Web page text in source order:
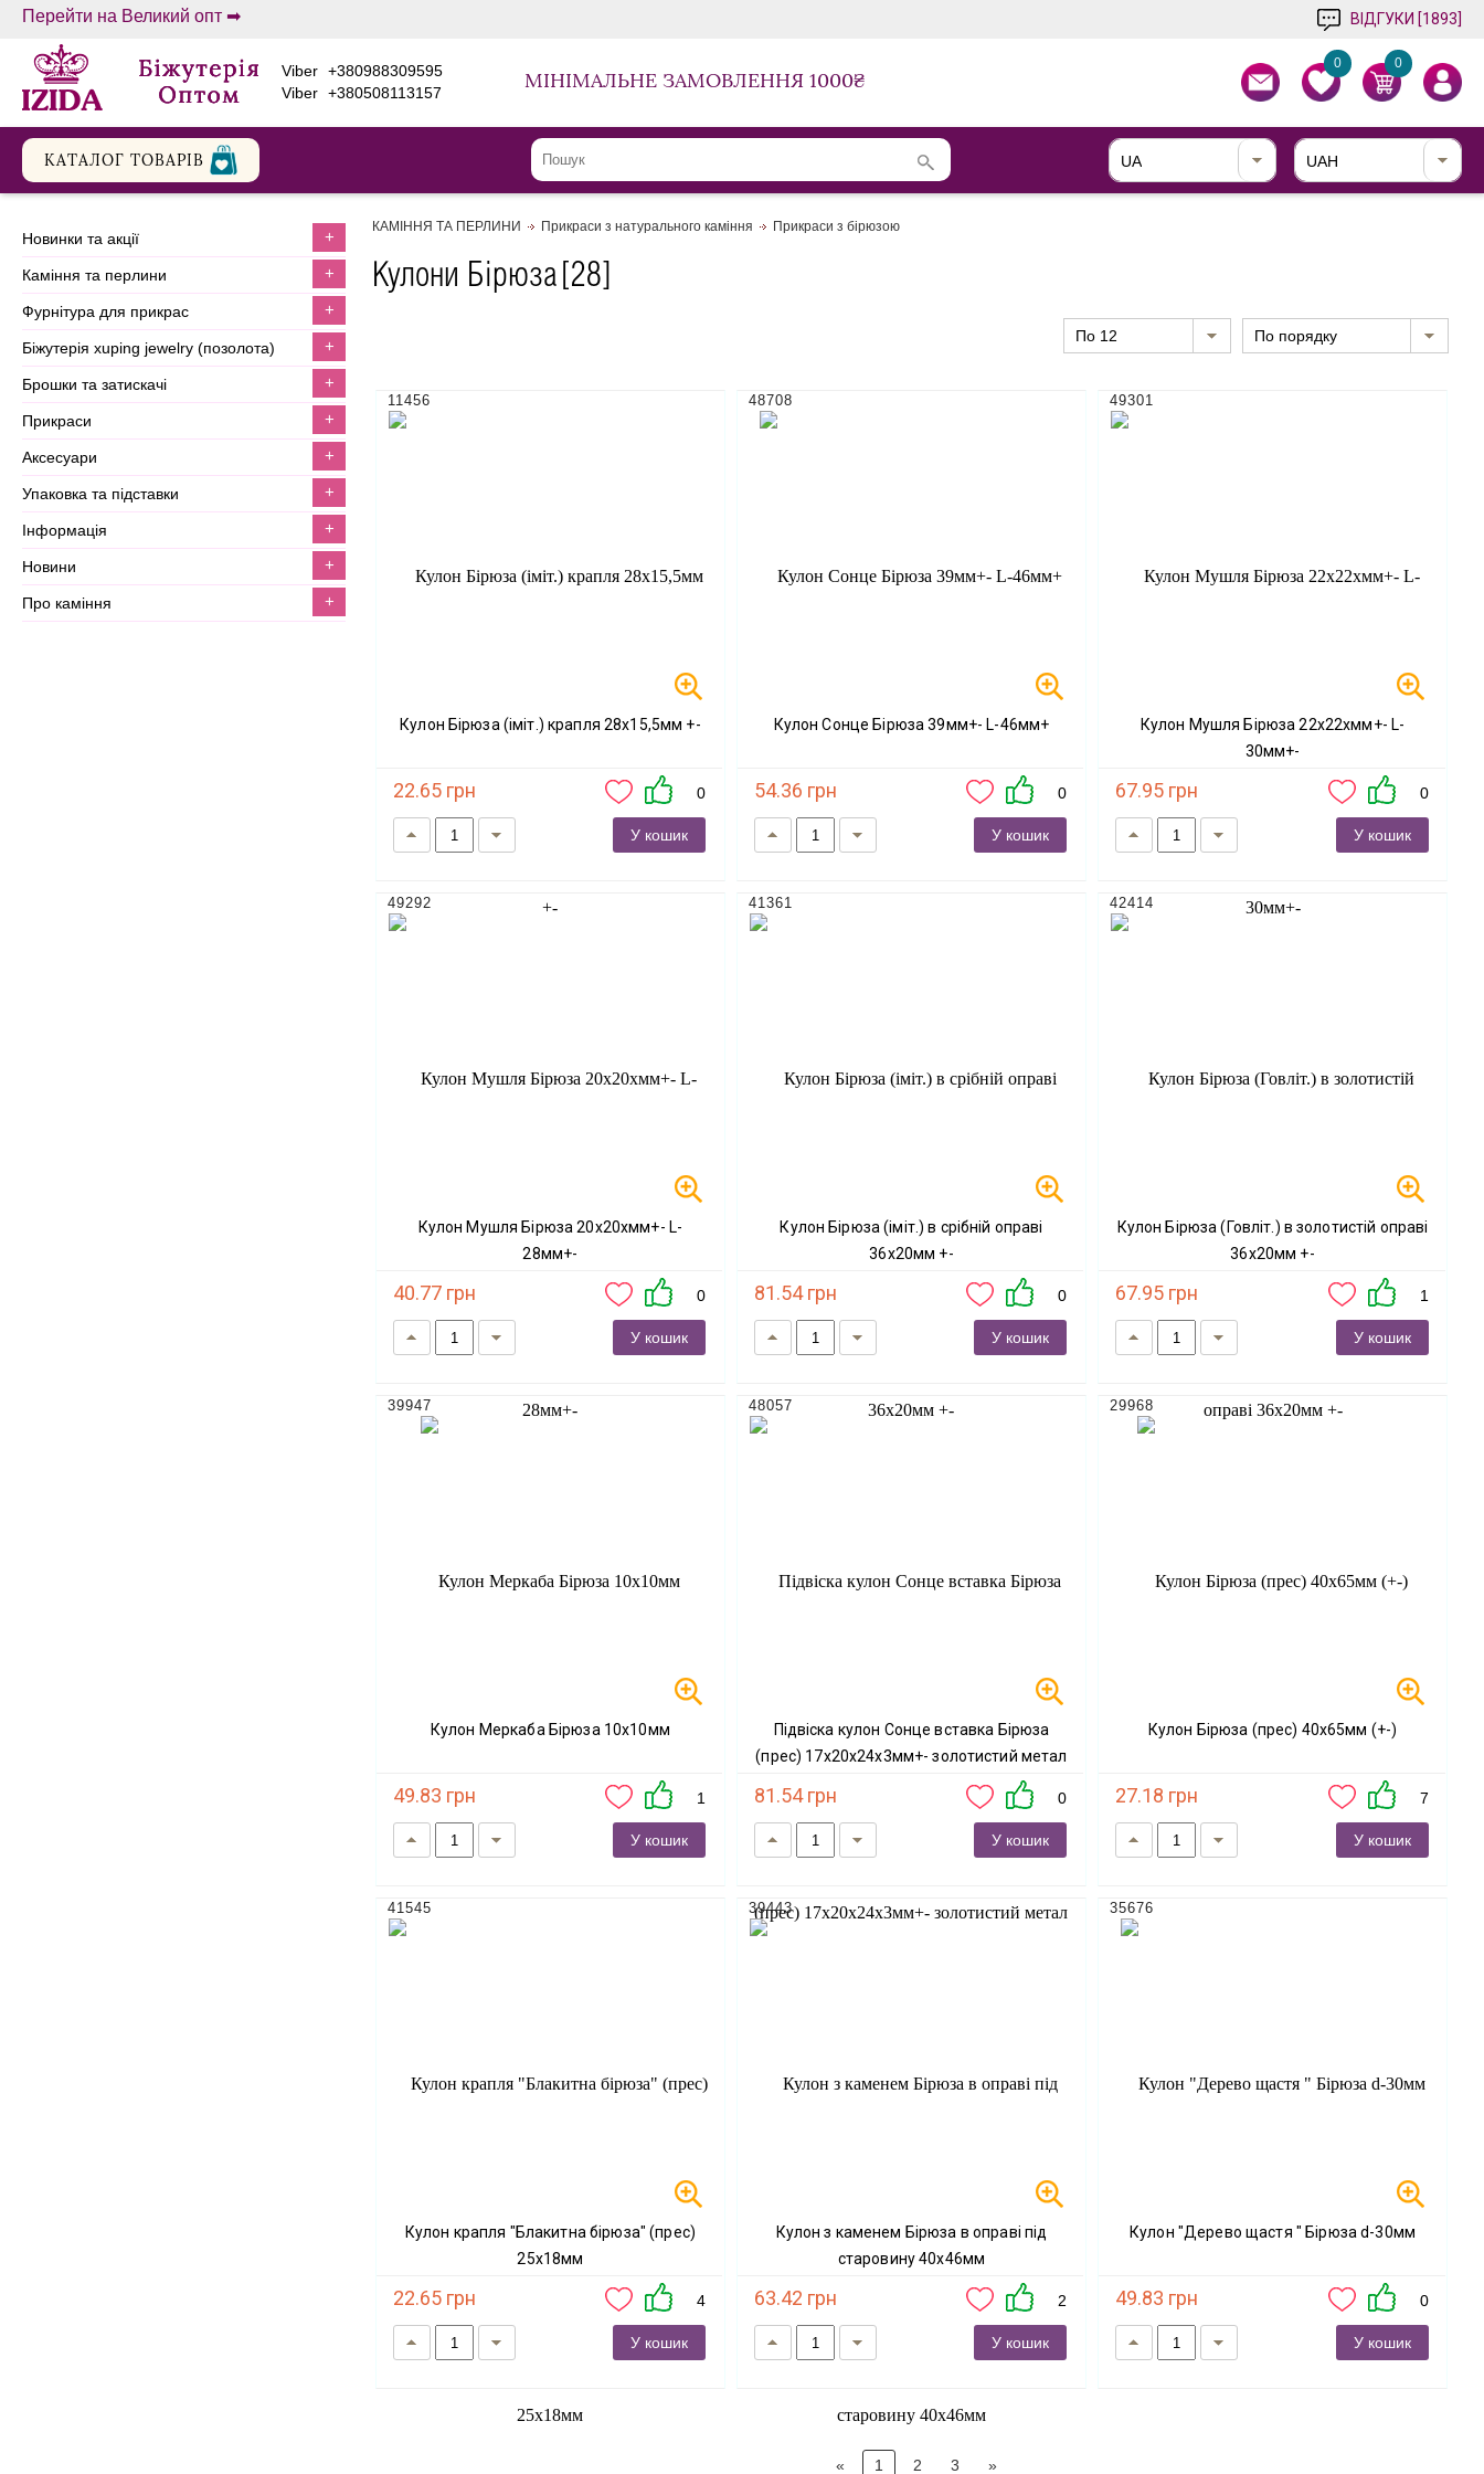
Перейти на Великий опт ➡ ВІДГУКИ [1893]
viber +380988309595
viber +380508113157 МІНІМАЛЬНЕ ЗАМОВЛЕННЯ 1000₴
0
0
КАТАЛОГ ТОВАРIВ UAH
UA
+
новинки та акції
+
каміння та перлини
+
фурнітура для прикрас
+
біжутерія xuping jewelry (позолота)
+
брошки та затискачі
+
прикраси
+
аксесуари
+
упаковка та підставки
+
інформація
+
новини
+
про каміння
КАМІННЯ ТА ПЕРЛИНИ Прикраси з натурального каміння Прикраси з бірюзою
Кулони Бірюза [28]
По порядку
по 12
Кулон Бірюза (іміт.) крапля 28х15,5мм +-
11456
22.65 грн 0
У кошик
Кулон Сонце Бірюза 39мм+- L-46мм+
48708
54.36 грн 0
У кошик
Кулон Мушля Бірюза 22х22хмм+- L-
30мм+-
49301
67.95 грн 0
У кошик
Кулон Мушля Бірюза 20х20хмм+- L-
28мм+-
49292
40.77 грн 0
У кошик
Кулон Бірюза (іміт.) в срібній оправі
36х20мм +-
41361
81.54 грн 0
У кошик
Кулон Бірюза (Говліт.) в золотистій оправі
36х20мм +-
42414
67.95 грн 1
У кошик
Кулон Меркаба Бірюза 10х10мм
39947
49.83 грн 1
У кошик
Підвіска кулон Сонце вставка Бірюза
(прес) 17х20х24х3мм+- золотистий метал
48057
81.54 грн 0
У кошик
Кулон Бірюза (прес) 40х65мм (+-)
29968
27.18 грн 7
У кошик
Кулон крапля "Блакитна бірюза" (прес)
25х18мм
41545
22.65 грн 4
У кошик
Кулон з каменем Бірюза в оправі під
старовину 40х46мм
39443
63.42 грн 2
У кошик
Кулон "Дерево щастя " Бірюза d-30мм
35676
49.83 грн 0
У кошик
« 1 2 3 »